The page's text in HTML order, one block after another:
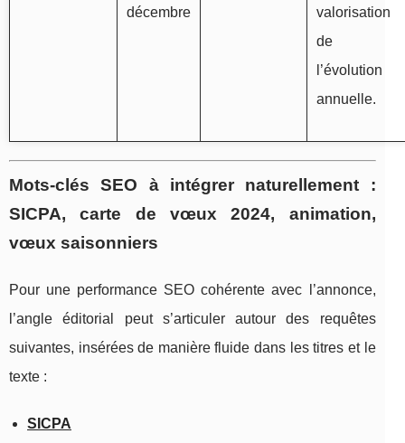
décembre
valorisation
de
l’évolution
annuelle.
Mots-clés SEO à intégrer naturellement :
SICPA, carte de vœux 2024, animation,
vœux saisonniers
Pour une performance SEO cohérente avec l’annonce,
l’angle éditorial peut s’articuler autour des requêtes
suivantes, insérées de manière fluide dans les titres et le
texte :
SICPA